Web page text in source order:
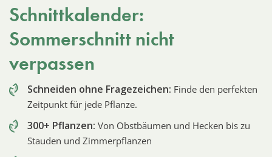
Schnittkalender:
Sommerschnitt nicht
verpassen
Schneiden ohne Fragezeichen: Finde den perfekten
Zeitpunkt für jede Pflanze.
300+ Pflanzen: Von Obstbäumen und Hecken bis zu
Stauden und Zimmerpflanzen